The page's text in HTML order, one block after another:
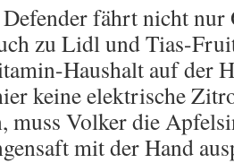
fährt nicht nur
zu Lidl und Tias-
Haushalt auf der
keine elektrische
muss Volker die
mit der Hand